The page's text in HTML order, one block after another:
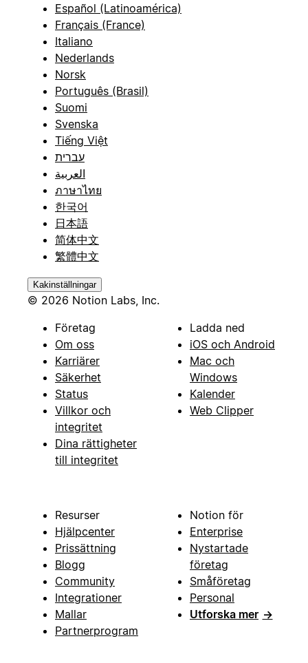
Español (Latinoamérica)
Français (France)
Italiano
Nederlands
Norsk
Português (Brasil)
Suomi
Svenska
Tiếng Việt
עברית
العربية
ภาษาไทย
한국어
日本語
简体中文
繁體中文
Kakinställningar
© 2026 Notion Labs, Inc.
Företag
Om oss
Karriärer
Säkerhet
Status
Villkor och
integritet
Dina rättigheter
till integritet
Ladda ned
iOS och Android
Mac och
Windows
Kalender
Web Clipper
Resurser
Hjälpcenter
Prissättning
Blogg
Community
Integrationer
Mallar
Partnerprogram
Notion för
Enterprise
Nystartade
företag
Småföretag
Personal
Utforska mer →